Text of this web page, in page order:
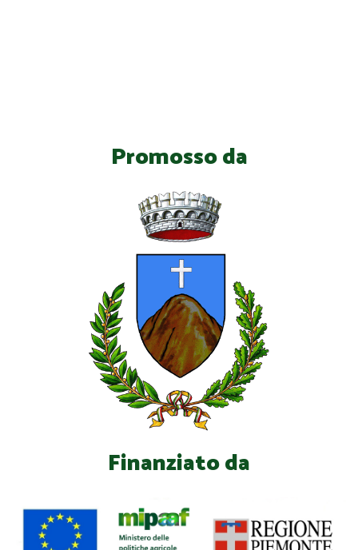
Promosso da
Finanziato da